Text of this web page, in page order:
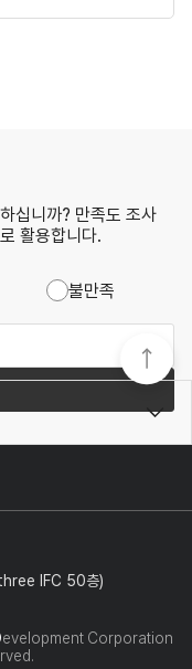
십니까? 만족도 조사
활용합니다.
불만족
three IFC 50층)
evelopment Corporation